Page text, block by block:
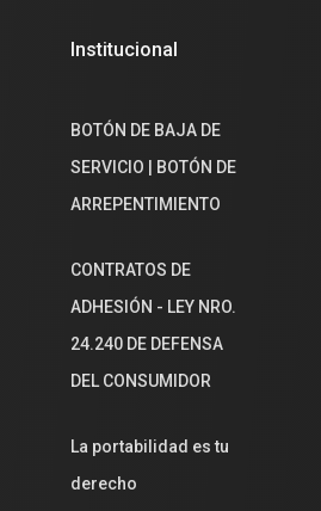
Institucional
BOTÓN DE BAJA DE
SERVICIO | BOTÓN DE
ARREPENTIMIENTO
CONTRATOS DE
ADHESIÓN - LEY NRO.
24.240 DE DEFENSA
DEL CONSUMIDOR
La portabilidad es tu
derecho